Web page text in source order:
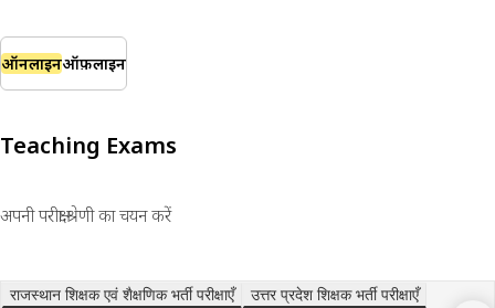
Teaching Exams
अपनी परीक्षा श्रेणी का चयन करें
ऑनलाइनऑफ़लाइन
राजस्थान शिक्षक एवं शैक्षणिक भर्ती परीक्षाएँ
उत्तर प्रदेश शिक्षक भर्ती परीक्षाएँ